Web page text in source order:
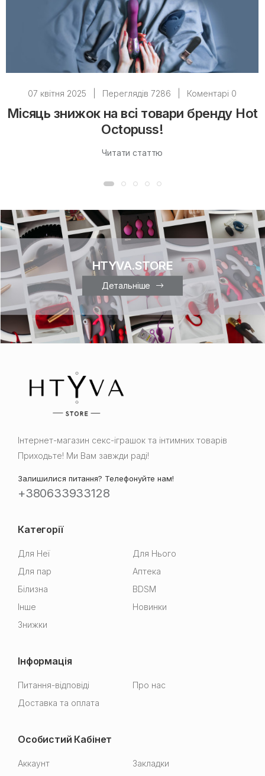
07 квітня 2025 Переглядів 7286 Коментарі 0
Місяць знижок на всі товари бренду Hot
Octopuss!
Читати статтю
HTYVA.STORE
Детальніше
Інтернет-магазин cекс-іграшок та інтимних товарів
Приходьте! Ми Вам завжди раді!
Залишилися питання? Телефонуйте нам!
+380633933128
Категорії
Для Неї
Для Нього
Для пар
Аптека
Білизна
BDSM
Інше
Новинки
Знижки
Інформація
Питання-відповіді
Про нас
Доставка та оплата
Особистий Кабінет
Аккаунт Закладки